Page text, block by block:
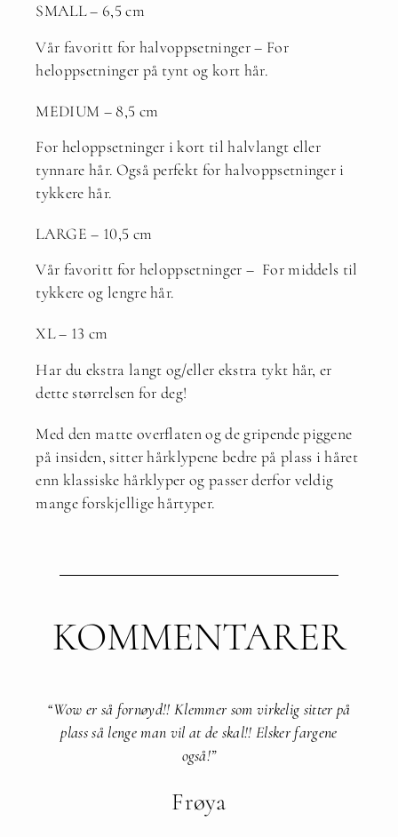
SMALL – 6,5 cm
Vår favoritt for halvoppsetninger – For
heloppsetninger på tynt og kort hår.
MEDIUM – 8,5 cm
For heloppsetninger i kort til halvlangt eller
tynnare hår. Også perfekt for halvoppsetninger i
tykkere hår.
LARGE – 10,5 cm
Vår favoritt for heloppsetninger – For middels til
tykkere og lengre hår.
XL – 13 cm
Har du ekstra langt og/eller ekstra tykt hår, er
dette størrelsen for deg!
Med den matte overflaten og de gripende piggene
på insiden, sitter hårklypene bedre på plass i håret
enn klassiske hårklyper og passer derfor veldig
mange forskjellige hårtyper.
KOMMENTARER
“Wow er så fornøyd!! Klemmer som virkelig sitter på
plass så lenge man vil at de skal!! Elsker fargene
også!”​
Frøya